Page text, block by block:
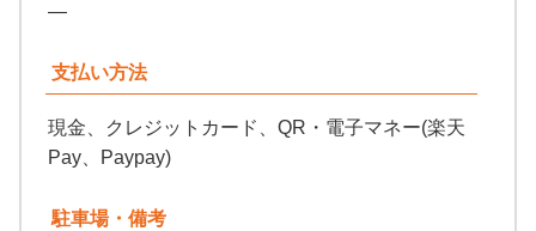
―
支払い方法
現金、クレジットカード、QR・電子マネー(楽天
Pay、Paypay)
駐車場・備考